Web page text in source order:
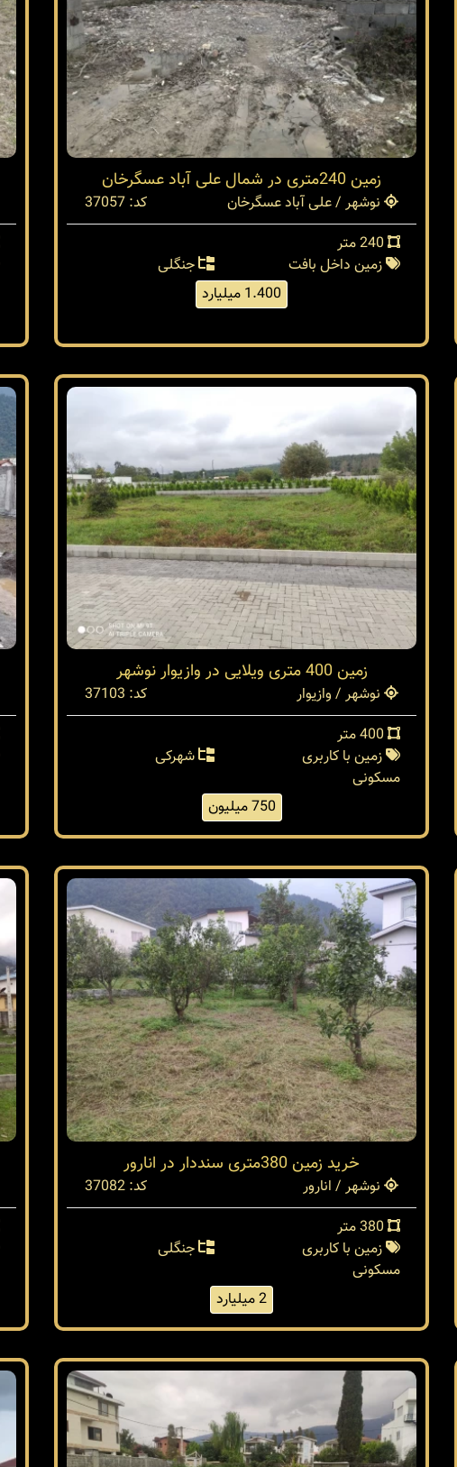
زمین 240متری در شمال علی آباد عسگرخان
نوشهر / علی آباد عسگرخان
کد: 37057
240 متر
زمین داخل بافت
جنگلی
1.400 میلیارد
زمین 400 متری ویلایی در وازیوار نوشهر
نوشهر / وازیوار
کد: 37103
400 متر
زمین با کاربری
مسکونی
شهرکی
750 میلیون
خرید زمین 380متری سنددار در انارور
نوشهر / انارور
کد: 37082
380 متر
زمین با کاربری
مسکونی
جنگلی
2 میلیارد